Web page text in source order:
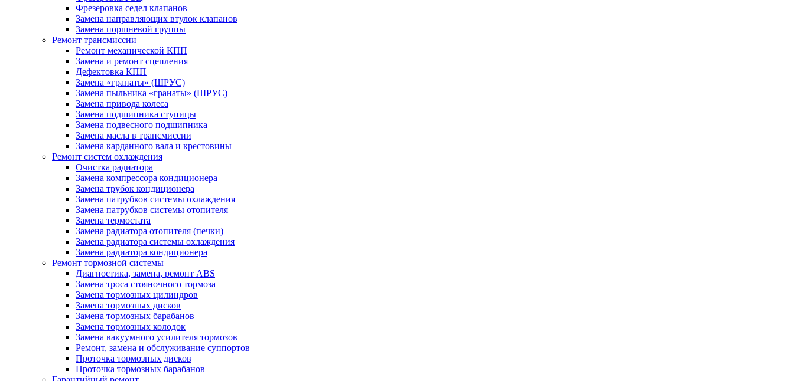
Фрезеровка седел клапанов
Замена направляющих втулок клапанов
Замена поршневой группы
Ремонт трансмиссии
Ремонт механической КПП
Замена и ремонт сцепления
Дефектовка КПП
Замена «гранаты» (ШРУС)
Замена пыльника «гранаты» (ШРУС)
Замена привода колеса
Замена подшипника ступицы
Замена подвесного подшипника
Замена масла в трансмиссии
Замена карданного вала и крестовины
Ремонт систем охлаждения
Очистка радиатора
Замена компрессора кондиционера
Замена трубок кондиционера
Замена патрубков системы охлаждения
Замена патрубков системы отопителя
Замена термостата
Замена радиатора отопителя (печки)
Замена радиатора системы охлаждения
Замена радиатора кондиционера
Ремонт тормозной системы
Диагностика, замена, ремонт ABS
Замена троса стояночного тормоза
Замена тормозных цилиндров
Замена тормозных дисков
Замена тормозных барабанов
Замена тормозных колодок
Замена вакуумного усилителя тормозов
Ремонт, замена и обслуживание суппортов
Проточка тормозных дисков
Проточка тормозных барабанов